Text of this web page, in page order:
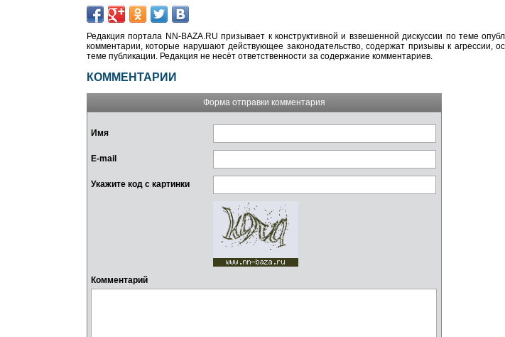
Редакция портала NN-BAZA.RU призывает к конструктивной и взвешенной дискуссии по теме
комментарии, которые нарушают действующее законодательство, содержат призывы к агрессии,
теме публикации. Редакция не несёт ответственности за содержание комментариев.
КОММЕНТАРИИ
Форма отправки комментария
Имя
E-mail
Укажите код с картинки
Комментарий